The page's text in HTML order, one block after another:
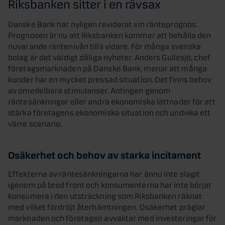
Riksbanken sitter i en rävsax
Danske Bank har nyligen reviderat sin ränteprognos.
Prognosen är nu att Riksbanken kommer att behålla den
nuvarande räntenivån tills vidare. För många svenska
bolag är det väldigt dåliga nyheter. Anders Gullesjö, chef
företagsmarknaden på Danske Bank, menar att många
kunder har en mycket pressad situation. Det finns behov
av omedelbara stimulanser. Antingen genom
räntesänkningar eller andra ekonomiska lättnader för att
stärka företagens ekonomiska situation och undvika ett
värre scenario.
Osäkerhet och behov av starka incitament
Effekterna av räntesänkningarna har ännu inte slagit
igenom på bred front och konsumenterna har inte börjat
konsumera i den utsträckning som Riksbanken räknat
med vilket fördröjt återhämtningen. Osäkerhet präglar
marknaden och företagen avvaktar med investeringar för